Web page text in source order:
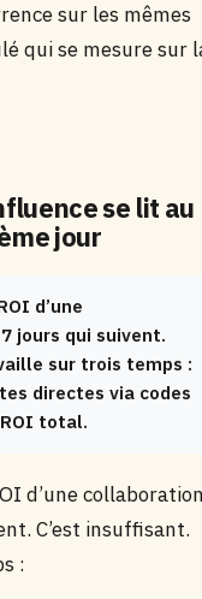
sur les mêmes
qui se mesure sur
se lit au
jour
d’une
jours qui suivent.
sur trois temps :
directes via codes
total.
d’une
C’est insuffisant.
: